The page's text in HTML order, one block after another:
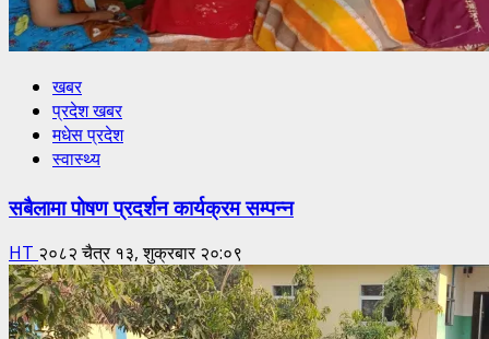
खबर
प्रदेश खबर
मधेस प्रदेश
स्वास्थ्य
सबैलामा पोषण प्रदर्शन कार्यक्रम सम्पन्न
HT २०८२ चैत्र १३, शुक्रबार २०:०९